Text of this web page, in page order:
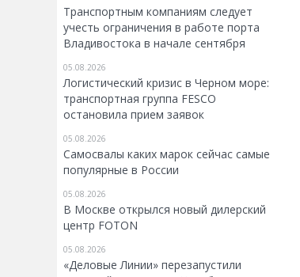
Транспортным компаниям следует
учесть ограничения в работе порта
Владивостока в начале сентября
05.08.2026
Логистический кризис в Черном море:
транспортная группа FESCO
остановила прием заявок
05.08.2026
Самосвалы каких марок сейчас самые
популярные в России
05.08.2026
В Москве открылся новый дилерский
центр FOTON
05.08.2026
«Деловые Линии» перезапустили